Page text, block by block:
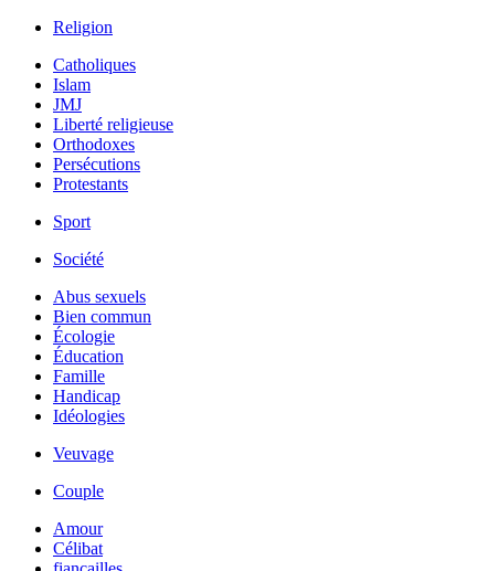
Religion
Catholiques
Islam
JMJ
Liberté religieuse
Orthodoxes
Persécutions
Protestants
Sport
Société
Abus sexuels
Bien commun
Écologie
Éducation
Famille
Handicap
Idéologies
Veuvage
Couple
Amour
Célibat